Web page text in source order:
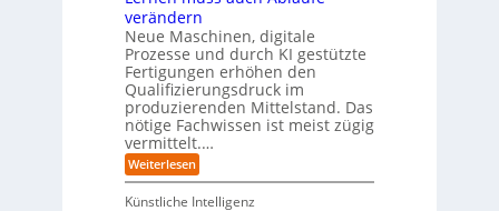
ö
g
l
i
c
h
e
n
o
m
w
a
r
e
-
G
e
f
a
h
t
e
r
l
i
c
h
e
r
(
u
n
d
u
n
verändern
Neue Maschinen, digitale
Prozesse und durch KI gestützte
Fertigungen erhöhen den
Qualifizierungsdruck im
produzierenden Mittelstand. Das
nötige Fachwissen ist meist zügig
vermittelt.…
Weiterlesen:
L
e
Künstliche Intelligenz